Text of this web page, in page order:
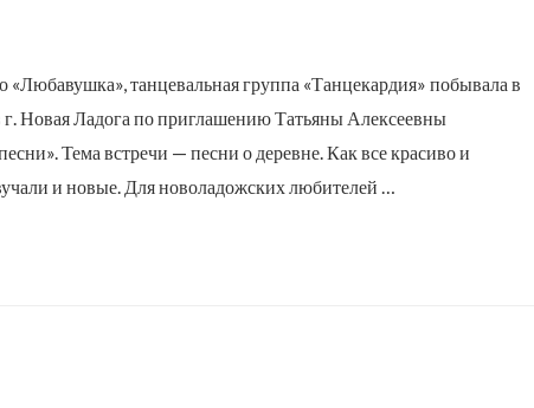
«Любавушка», танцевальная группа «Танцекардия» побывала в
г. Новая Ладога по приглашению Татьяны Алексеевны
Тема встречи — песни о деревне. Как все красиво и
и новые. Для новоладожских любителей …